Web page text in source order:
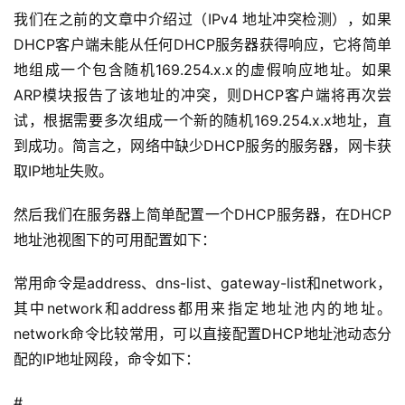
我们在之前的文章中介绍过（IPv4 地址冲突检测），如果
DHCP客户端未能从任何DHCP服务器获得响应，它将简单
地组成一个包含随机169.254.x.x的虚假响应地址。如果
ARP模块报告了该地址的冲突，则DHCP客户端将再次尝
试，根据需要多次组成一个新的随机169.254.x.x地址，直
到成功。简言之，网络中缺少DHCP服务的服务器，网卡获
取IP地址失败。
然后我们在服务器上简单配置一个DHCP服务器，在DHCP
地址池视图下的可用配置如下：
常用命令是address、dns-list、gateway-list和network，
其中network和address都用来指定地址池内的地址。
network命令比较常用，可以直接配置DHCP地址池动态分
配的IP地址网段，命令如下：